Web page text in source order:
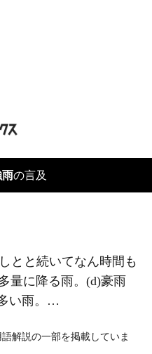
雨の言及
と続いてなん時間も
量に降る雨。(d)豪雨
い雨。…
解説の一部を掲載していま